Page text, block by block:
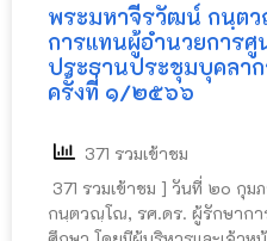
พระมหาจีรวัฒน์ กนฺต
การแทนผู้อำนวยการศู
ประธานประชุมบุคลา
ครั้งที่ ๑/๒๕๖๖
371 รวมเข้าชม
371 รวมเข้าชม ] วันที่ ๒๐ กุ
กนฺตวณฺโณ, รศ.ดร. ผู้รักษากา